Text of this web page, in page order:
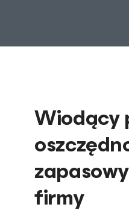
Wiodący
firmy